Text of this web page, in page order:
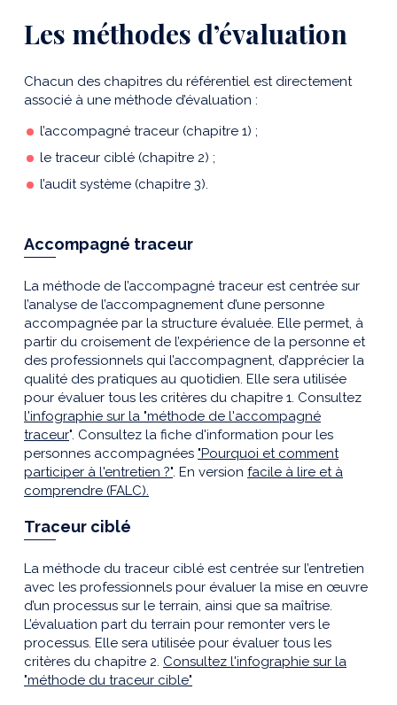
Les méthodes d’évaluation
Chacun des chapitres du référentiel est directement
associé à une méthode d’évaluation :
l’accompagné traceur (chapitre 1) ;
le traceur ciblé (chapitre 2) ;
l’audit système (chapitre 3).
Accompagné traceur
La méthode de l’accompagné traceur est centrée sur
l’analyse de l’accompagnement d’une personne
accompagnée par la structure évaluée. Elle permet, à
partir du croisement de l’expérience de la personne et
des professionnels qui l’accompagnent, d’apprécier la
qualité des pratiques au quotidien. Elle sera utilisée
pour évaluer tous les critères du chapitre 1. Consultez
l'infographie sur la "méthode de l'accompagné
traceur". Consultez la fiche d'information pour les
personnes accompagnées "Pourquoi et comment
participer à l'entretien ?". En version facile à lire et à
comprendre (FALC).
Traceur ciblé
La méthode du traceur ciblé est centrée sur l’entretien
avec les professionnels pour évaluer la mise en œuvre
d’un processus sur le terrain, ainsi que sa maîtrise.
L’évaluation part du terrain pour remonter vers le
processus. Elle sera utilisée pour évaluer tous les
critères du chapitre 2. Consultez l'infographie sur la
"méthode du traceur cible"